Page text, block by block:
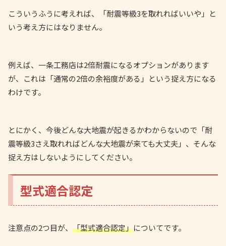
こういうふうに考えれば、「耐震等級3を取れればいいや」と
いう考え方にはなりません。
例えば、一条工務店は2倍耐震になるオプションがあります
が、これは「通常の2倍の余裕度がある」という捉え方になる
わけです。
とにかく、今後どんな大地震が起きるかわからないので「耐
震等級3さえ取れればどんな大地震が来ても大丈夫」、そんな
捉え方はしないようにしてください。
型式適合認定
注意点の2つ目が、 「型式適合認定」についてです。